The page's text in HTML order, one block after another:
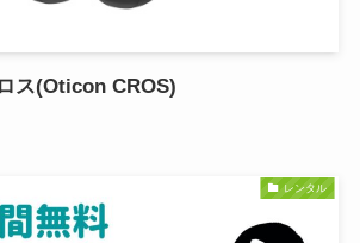
ス(Oticon CROS)
レンタル